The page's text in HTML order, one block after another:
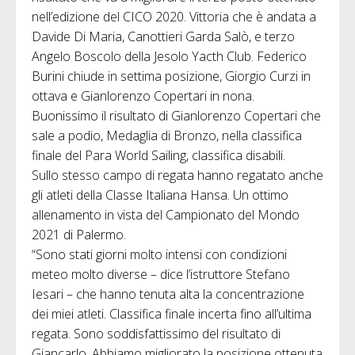
nell’edizione del CICO 2020. Vittoria che è andata a
Davide Di Maria, Canottieri Garda Salò, e terzo
Angelo Boscolo della Jesolo Yacth Club. Federico
Burini chiude in settima posizione, Giorgio Curzi in
ottava e Gianlorenzo Copertari in nona.
Buonissimo il risultato di Gianlorenzo Copertari che
sale a podio, Medaglia di Bronzo, nella classifica
finale del Para World Sailing, classifica disabili.
Sullo stesso campo di regata hanno regatato anche
gli atleti della Classe Italiana Hansa. Un ottimo
allenamento in vista del Campionato del Mondo
2021 di Palermo.
“Sono stati giorni molto intensi con condizioni
meteo molto diverse – dice l’istruttore Stefano
Iesari – che hanno tenuta alta la concentrazione
dei miei atleti. Classifica finale incerta fino all’ultima
regata. Sono soddisfattissimo del risultato di